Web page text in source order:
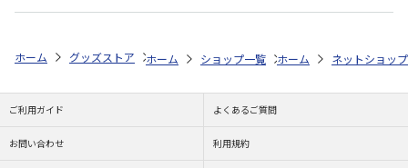
ホーム グッズストア スポーツ・スポーツ選手 MLB MLB 日本人
ホーム ショップ一覧 レッツ MLB カブス
ホーム ネットショップ
ご利用ガイド よくあるご質問
お問い合わせ 利用規約